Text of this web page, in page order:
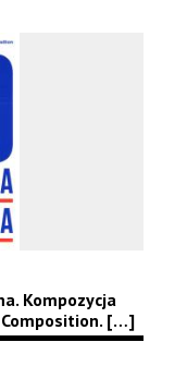
Kompozycja
[…]